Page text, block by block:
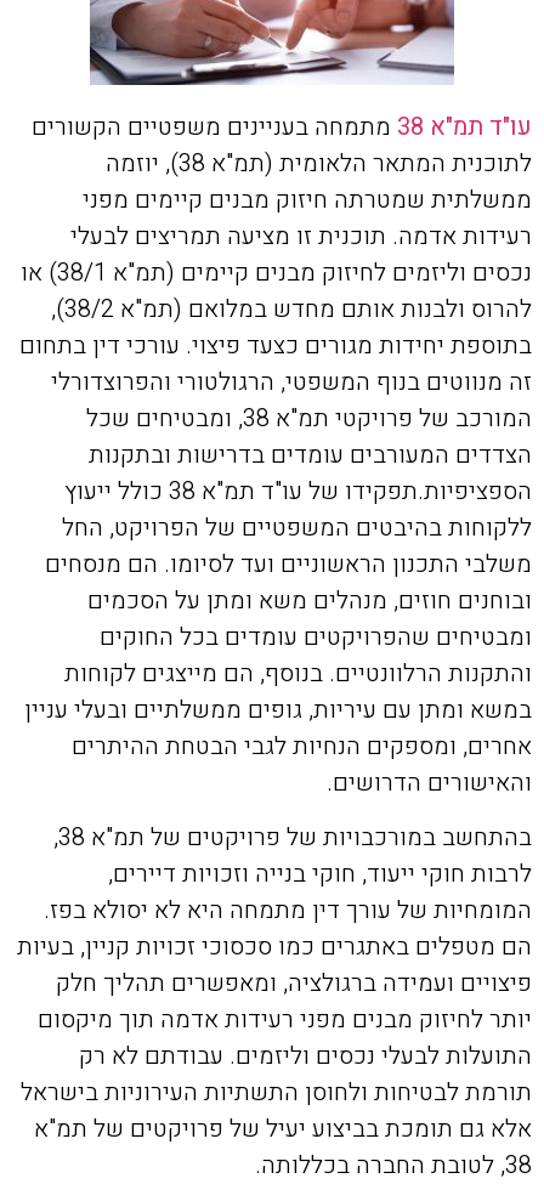
עו"ד תמ"א 38
מתמחה בעניינים משפטיים הקשורים
לתוכנית המתאר הלאומית (תמ"א 38), יוזמה
ממשלתית שמטרתה חיזוק מבנים קיימים מפני
רעידות אדמה. תוכנית זו מציעה תמריצים לבעלי
נכסים וליזמים לחיזוק מבנים קיימים (תמ"א 38/1) או
להרוס ולבנות אותם מחדש במלואם (תמ"א 38/2),
בתוספת יחידות מגורים כצעד פיצוי. עורכי דין בתחום
זה מנווטים בנוף המשפטי, הרגולטורי והפרוצדורלי
המורכב של פרויקטי תמ"א 38, ומבטיחים שכל
הצדדים המעורבים עומדים בדרישות ובתקנות
הספציפיות.תפקידו של עו"ד תמ"א 38 כולל ייעוץ
ללקוחות בהיבטים המשפטיים של הפרויקט, החל
משלבי התכנון הראשוניים ועד לסיומו. הם מנסחים
ובוחנים חוזים, מנהלים משא ומתן על הסכמים
ומבטיחים שהפרויקטים עומדים בכל החוקים
והתקנות הרלוונטיים. בנוסף, הם מייצגים לקוחות
במשא ומתן עם עיריות, גופים ממשלתיים ובעלי עניין
אחרים, ומספקים הנחיות לגבי הבטחת ההיתרים
והאישורים הדרושים.
בהתחשב במורכבויות של פרויקטים של תמ"א 38,
לרבות חוקי ייעוד, חוקי בנייה וזכויות דיירים,
המומחיות של עורך דין מתמחה היא לא יסולא בפז.
הם מטפלים באתגרים כמו סכסוכי זכויות קניין, בעיות
פיצויים ועמידה ברגולציה, ומאפשרים תהליך חלק
יותר לחיזוק מבנים מפני רעידות אדמה תוך מיקסום
התועלות לבעלי נכסים וליזמים. עבודתם לא רק
תורמת לבטיחות ולחוסן התשתיות העירוניות בישראל
אלא גם תומכת בביצוע יעיל של פרויקטים של תמ"א
38, לטובת החברה בכללותה.